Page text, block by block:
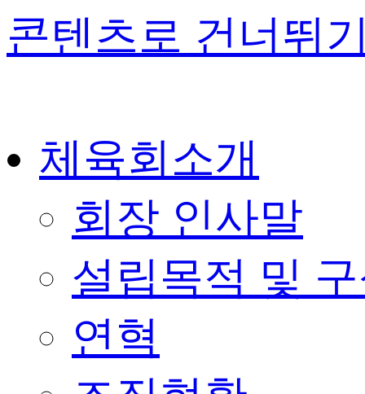
콘텐츠로 건너뛰
체육회소개
회장 인사말
설립목적 및
연혁